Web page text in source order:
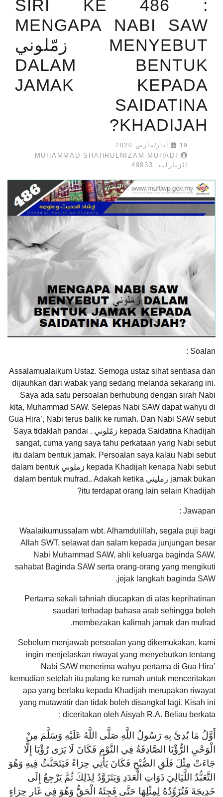
SIRI KE 486 :
MENGAPA NABI SAW
MENYEBUT زمّلوني
DALAM BENTUK
JAMAK KEPADA
SAIDATINA
KHADIJAH?
19 آذار/مارس 2020
MUHAMMAD SHAHRULNIZAM MUHADI
الزيارات: 49833
Soalan :
Assalamualaikum Ustaz. Semoga ustaz sihat sentiasa dan
dijauhkan dari wabak yang sedang melanda sekarang ini.
Saya ada satu persoalan berhubung dengan sirah Nabi
kita, Muhammad SAW. Selepas Nabi SAW dapat wahyu di
Gua Hira’, Nabi terus balik ke rumah. Dan Nabi SAW sebut
kepada Saidatina Khadijah زمّلوني . Saya tidaklah pandai
sangat, cuma yang saya tahu perkataan yang Nabi sebut
itu dalam bentuk jamak. Persoalan saya kalau Nabi sebut
kepada Khadijah kenapa Nabi sebut زملوني dalam bentuk
jamak bukan زمليني dalam bentuk mufrad.. Adakah ketika
itu terdapat orang lain selain Khadijah?
Jawapan :
Waalaikumussalam wbt. Alhamdulillah, segala puji bagi
Allah SWT, selawat dan salam kepada junjungan besar
Nabi Muhammad SAW, ahli keluarga baginda SAW,
sahabat Baginda SAW serta orang-orang yang mengikuti
jejak langkah baginda SAW.
Pertama sekali tahniah diucapkan di atas keprihatinan
saudari terhadap bahasa arab sehingga boleh
membezakan kalimah jamak dan mufrad.
Sebelum menjawab persoalan yang dikemukakan, kami
ingin menjelaskan riwayat yang menyebutkan tentang
Nabi SAW menerima wahyu pertama di Gua Hira’
kemudian setelah itu pulang ke rumah untuk menceritakan
apa yang berlaku kepada Khadijah merupakan riwayat
yang mutawatir dan tidak boleh disangkal lagi. Kisah ini
diceritakan oleh Aisyah R.A. Beliau berkata :
أَوَّلُ مَا بُدِئَ بِهِ رَسُولُ اللَّهِ صَلَّى اللَّهُ عَلَيْهِ وَسَلَّمَ مِنْ
الْوَحْيِ الرُّؤْيَا الصَّادِقَةُ فِي النَّوْمِ فَكَانَ لَا يَرَى رُؤْيَا إِلَّا
جَاءَتْ مِثْلَ فَلَقِ الصُّبْحِ فَكَانَ يَأْتِي حِرَاءً فَيَتَحَنَّثُ فِيهِ وَهُوَ
التَّعَبُّدُ اللَّيَالِيَ ذَوَاتِ الْعَدَدِ وَيَتَزَوَّدُ لِذَلِكَ ثُمَّ يَرْجِعُ إِلَى
خَدِيجَةَ فَتُزَوِّدُهُ لِمِثْلِهَا حَتَّى فَجِئَهُ الْحَقُّ وَهُوَ فِي غَارِ حِرَاءٍ